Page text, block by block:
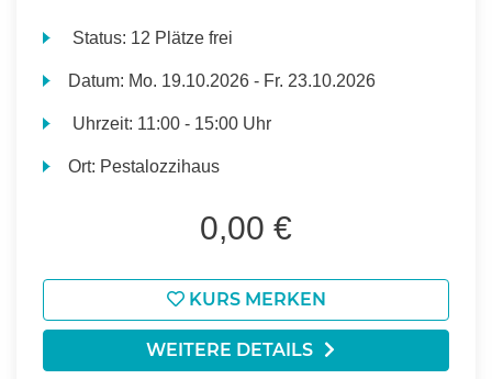
Status: 12 Plätze frei
Datum: Mo. 19.10.2026 - Fr. 23.10.2026
Uhrzeit: 11:00 - 15:00 Uhr
Ort: Pestalozzihaus
0,00 €
KURS MERKEN
WEITERE DETAILS